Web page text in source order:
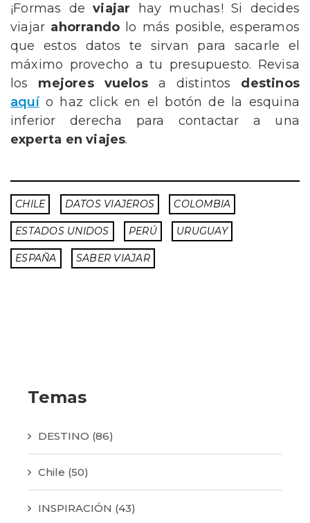
¡Formas deviajar hay muchas! Si decides
viajar ahorrando lo más posible, esperamos
que estos datos te sirvan para sacarle el
máximo provecho a tu presupuesto. Revisa
los mejores vuelosa distintos destinos
aquío haz click en el botón de la esquina
inferior derecha para contactar a una
experta en viajes.
CHILE DATOS VIAJEROS COLOMBIA
ESTADOS UNIDOS PERÚ URUGUAY
ESPAÑA SABER VIAJAR
Temas
DESTINO (86)
Chile (50)
INSPIRACIÓN (43)